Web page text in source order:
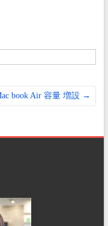
book Air 容量 増設 →